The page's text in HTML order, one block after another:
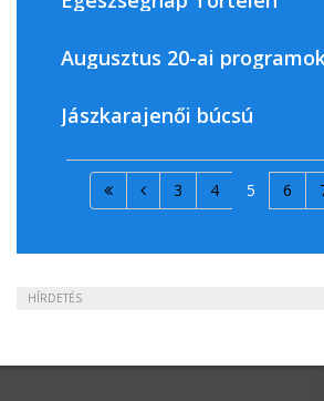
Augusztus 20-ai
Jászkarajenői búcsú
3 4 5 6
HÍRDETÉS